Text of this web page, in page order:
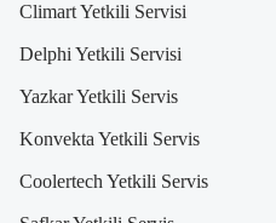
Climart Yetkili Servisi
Delphi Yetkili Servisi
Yazkar Yetkili Servis
Konvekta Yetkili Servis
Coolertech Yetkili Servis